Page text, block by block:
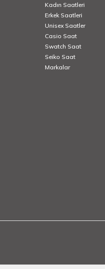
Kadın Saatleri
Erkek Saatleri
Unisex Saatler
Casio Saat
Swatch Saat
Seiko Saat
Markalar